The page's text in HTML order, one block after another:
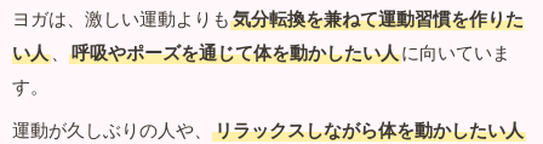
ヨガは、激しい運動よりも 気分転換を兼ねて運動習慣を作りた
い人 、 呼吸やポーズを通じて体を動かしたい人に向いていま
す。
運動が久しぶりの人や、
リラックスしながら体を動かしたい人